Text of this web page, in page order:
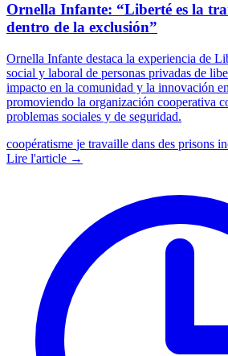
Ornella Infante: “Liberté es la
dentro de la exclusión”
Ornella Infante destaca la experiencia de
social y laboral de personas privadas de
impacto en la comunidad y la innovación
promoviendo la organización cooperativa
problemas sociales y de seguridad.
coopératisme je travaille dans des prisons
Lire l'article →